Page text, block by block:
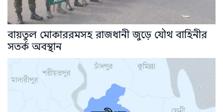
বায়তুল মোকাররমসহ রাজধানী জুড়ে যৌথ বাহিনীর
সতর্ক অবস্থান